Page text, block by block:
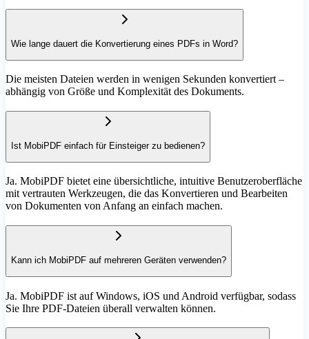
Wie lange dauert die Konvertierung eines PDFs in Word?
Die meisten Dateien werden in wenigen Sekunden konvertiert –
abhängig von Größe und Komplexität des Dokuments.
Ist MobiPDF einfach für Einsteiger zu bedienen?
Ja. MobiPDF bietet eine übersichtliche, intuitive Benutzeroberfläche
mit vertrauten Werkzeugen, die das Konvertieren und Bearbeiten
von Dokumenten von Anfang an einfach machen.
Kann ich MobiPDF auf mehreren Geräten verwenden?
Ja. MobiPDF ist auf Windows, iOS und Android verfügbar, sodass
Sie Ihre PDF-Dateien überall verwalten können.